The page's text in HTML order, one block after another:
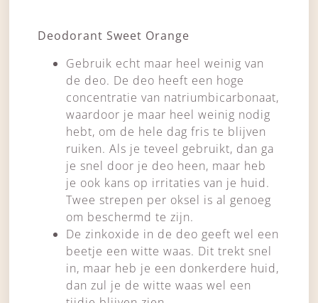
Deodorant Sweet Orange
Gebruik echt maar heel weinig van
de deo. De deo heeft een hoge
concentratie van natriumbicarbonaat,
waardoor je maar heel weinig nodig
hebt, om de hele dag fris te blijven
ruiken. Als je teveel gebruikt, dan ga
je snel door je deo heen, maar heb
je ook kans op irritaties van je huid.
Twee strepen per oksel is al genoeg
om beschermd te zijn.
De zinkoxide in de deo geeft wel een
beetje een witte waas. Dit trekt snel
in, maar heb je een donkerdere huid,
dan zul je de witte waas wel een